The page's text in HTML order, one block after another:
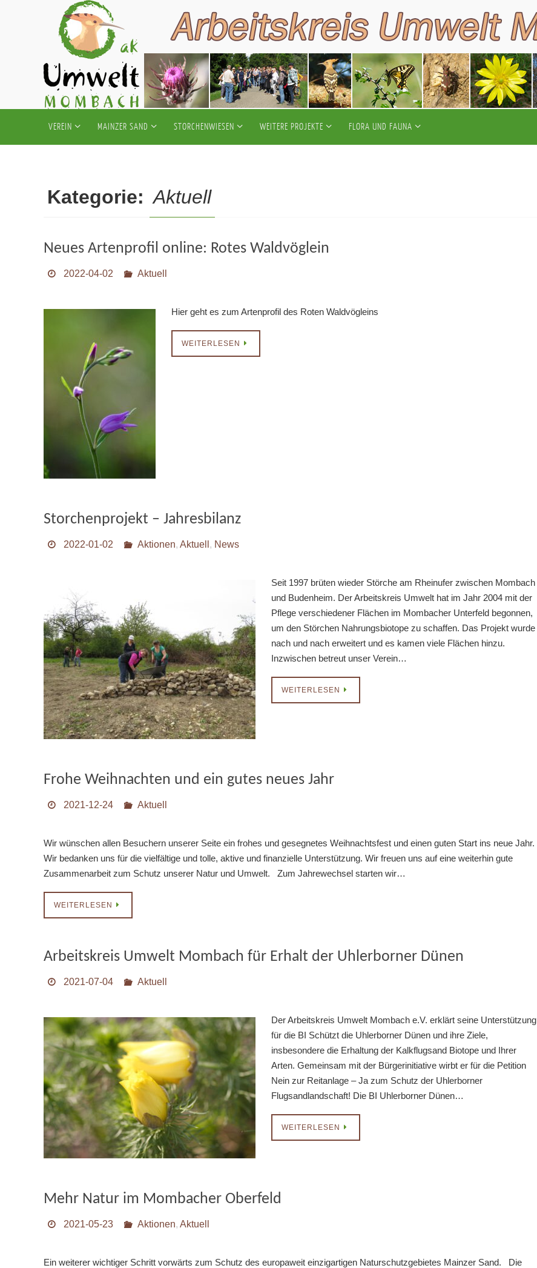
springen
VEREIN MAINZER SAND STORCHENWIESEN WEITERE PROJEKTE FLORA UND FAUNA
Kategorie: Aktuell
Neues Artenprofil online: Rotes Waldvöglein
2022-04-02 Aktuell
Hier geht es zum Artenprofil des Roten Waldvögleins
WEITERLESEN
Storchenprojekt – Jahresbilanz
2022-01-02 Aktionen, Aktuell , News
Seit 1997 brüten wieder Störche am Rheinufer zwischen Mombach
und Budenheim. Der Arbeitskreis Umwelt hat im Jahr 2004 mit der
Pflege verschiedener Flächen im Mombacher Unterfeld begonnen,
um den Störchen Nahrungsbiotope zu schaffen. Das Projekt wurde
nach und nach erweitert und es kamen viele Flächen hinzu.
Inzwischen betreut unser Verein…
WEITERLESEN
Frohe Weihnachten und ein gutes neues Jahr
2021-12-24 Aktuell
Wir wünschen allen Besuchern unserer Seite ein frohes und gesegnetes Weihnachtsfest und einen guten Start ins neue Jahr.
Wir bedanken uns für die vielfältige und tolle, aktive und finanzielle Unterstützung. Wir freuen uns auf eine weiterhin gute
Zusammenarbeit zum Schutz unserer Natur und Umwelt. Zum Jahrewechsel starten wir…
WEITERLESEN
Arbeitskreis Umwelt Mombach für Erhalt der Uhlerborner Dünen
2021-07-04 Aktuell
Der Arbeitskreis Umwelt Mombach e.V. erklärt seine Unterstützung
für die BI Schützt die Uhlerborner Dünen und ihre Ziele,
insbesondere die Erhaltung der Kalkflugsand Biotope und Ihrer
Arten. Gemeinsam mit der Bürgerinitiative wirbt er für die Petition
Nein zur Reitanlage – Ja zum Schutz der Uhlerborner
Flugsandlandschaft! Die BI Uhlerborner Dünen…
WEITERLESEN
Mehr Natur im Mombacher Oberfeld
2021-05-23 Aktionen, Aktuell
Ein weiterer wichtiger Schritt vorwärts zum Schutz des europaweit einzigartigen Naturschutzgebietes Mainzer Sand. Die